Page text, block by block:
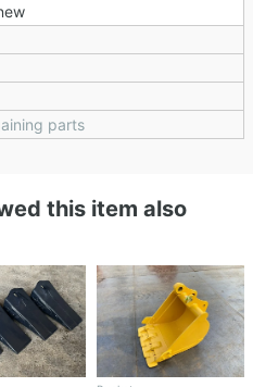
parts
this item also